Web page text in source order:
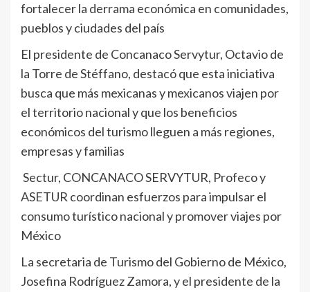
fortalecer la derrama económica en comunidades,
pueblos y ciudades del país
El presidente de Concanaco Servytur, Octavio de
la Torre de Stéffano, destacó que esta iniciativa
busca que más mexicanas y mexicanos viajen por
el territorio nacional y que los beneficios
económicos del turismo lleguen a más regiones,
empresas y familias
Sectur, CONCANACO SERVYTUR, Profeco y
ASETUR coordinan esfuerzos para impulsar el
consumo turístico nacional y promover viajes por
México
La secretaria de Turismo del Gobierno de México,
Josefina Rodríguez Zamora, y el presidente de la